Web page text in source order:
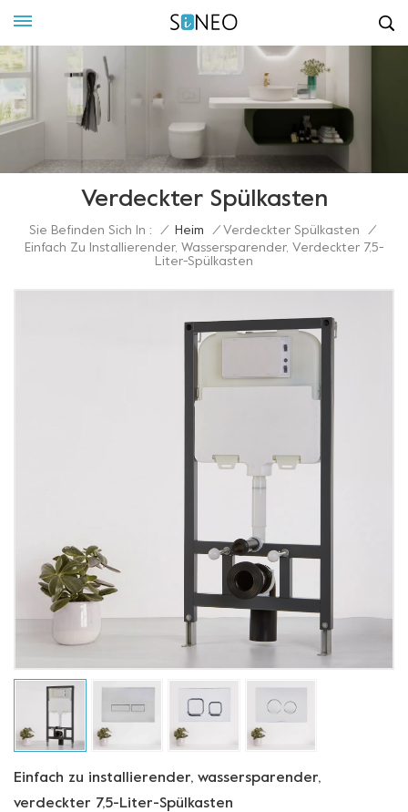
Verdeckter Spülkasten
Sie Befinden Sich In : / Heim / Verdeckter Spülkasten
/
Einfach Zu Installierender, Wassersparender, Verdeckter 7,5-
Liter-Spülkasten
Einfach zu installierender, wassersparender,
verdeckter 7,5-Liter-Spülkasten